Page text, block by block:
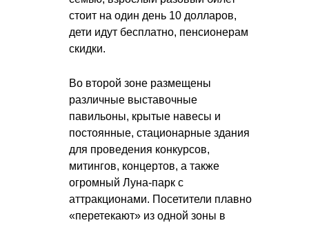
стоит на один день 10 долларов,
дети идут бесплатно, пенсионерам
скидки.
Во второй зоне размещены
различные выставочные
павильоны, крытые навесы и
постоянные, стационарные здания
для проведения конкурсов,
митингов, концертов, а также
огромный Луна-парк с
аттракционами. Посетители плавно
«перетекают» из одной зоны в